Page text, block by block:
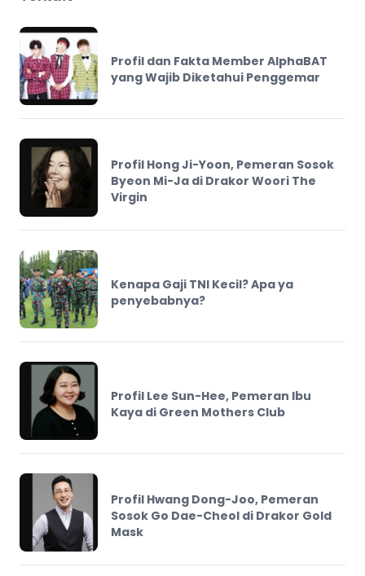
Profil dan Fakta Member AlphaBAT
yang Wajib Diketahui Penggemar
Profil Hong Ji-Yoon, Pemeran Sosok
Byeon Mi-Ja di Drakor Woori The
Virgin
Kenapa Gaji TNI Kecil? Apa ya
penyebabnya?
Profil Lee Sun-Hee, Pemeran Ibu
Kaya di Green Mothers Club
Profil Hwang Dong-Joo, Pemeran
Sosok Go Dae-Cheol di Drakor Gold
Mask